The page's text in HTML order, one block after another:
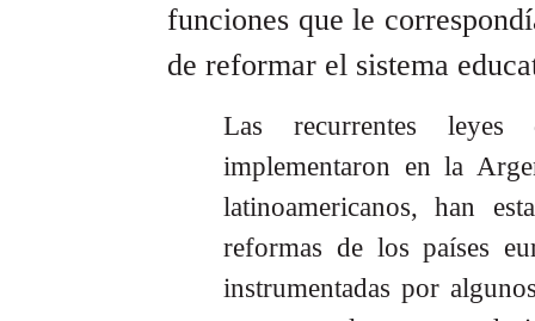
funciones que le
de reformar el sistema
Las recurrentes
implementaron en la
latinoamericanos, han
reformas de los países
instrumentadas por